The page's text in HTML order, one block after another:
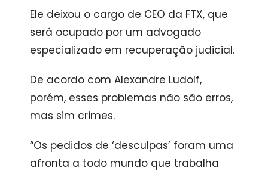
Ele deixou o cargo de CEO da FTX, que
será ocupado por um advogado
especializado em recuperação judicial.
De acordo com Alexandre Ludolf,
porém, esses problemas não são erros,
mas sim crimes.
“Os pedidos de ‘desculpas’ foram uma
afronta a todo mundo que trabalha